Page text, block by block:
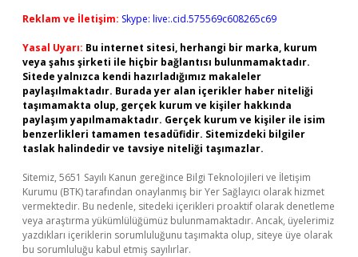
Reklam ve İletişim: Skype: live:.cid.575569c608265c69
Yasal Uyarı: Bu internet sitesi, herhangi bir marka, kurum
veya şahıs şirketi ile hiçbir bağlantısı bulunmamaktadır.
Sitede yalnızca kendi hazırladığımız makaleler
paylaşılmaktadır. Burada yer alan içerikler haber niteliği
taşımamakta olup, gerçek kurum ve kişiler hakkında
paylaşım yapılmamaktadır. Gerçek kurum ve kişiler ile isim
benzerlikleri tamamen tesadüfidir. Sitemizdeki bilgiler
taslak halindedir ve tavsiye niteliği taşımazlar.
Sitemiz, 5651 Sayılı Kanun gereğince Bilgi Teknolojileri ve İletişim
Kurumu (BTK) tarafından onaylanmış bir Yer Sağlayıcı olarak hizmet
vermektedir. Bu nedenle, sitedeki içerikleri proaktif olarak denetleme
veya araştırma yükümlülüğümüz bulunmamaktadır. Ancak, üyelerimiz
yazdıkları içeriklerin sorumluluğunu taşımakta olup, siteye üye olarak
bu sorumluluğu kabul etmiş sayılırlar.